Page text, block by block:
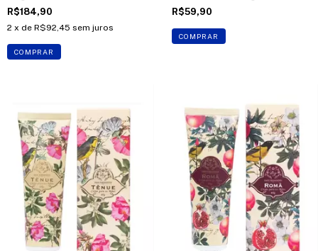
R$184,90
2 x de R$92,45 sem juros
COMPRAR
Fernandes
R$59,90
COMPRAR